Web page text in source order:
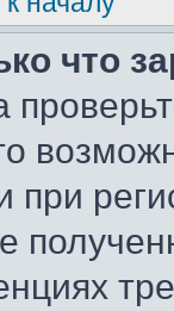
что
при